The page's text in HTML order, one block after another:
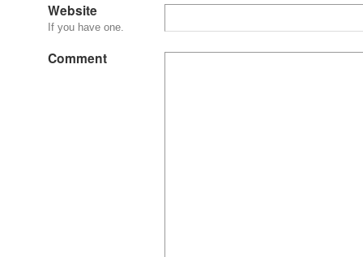
Website
If you have one.
Comment